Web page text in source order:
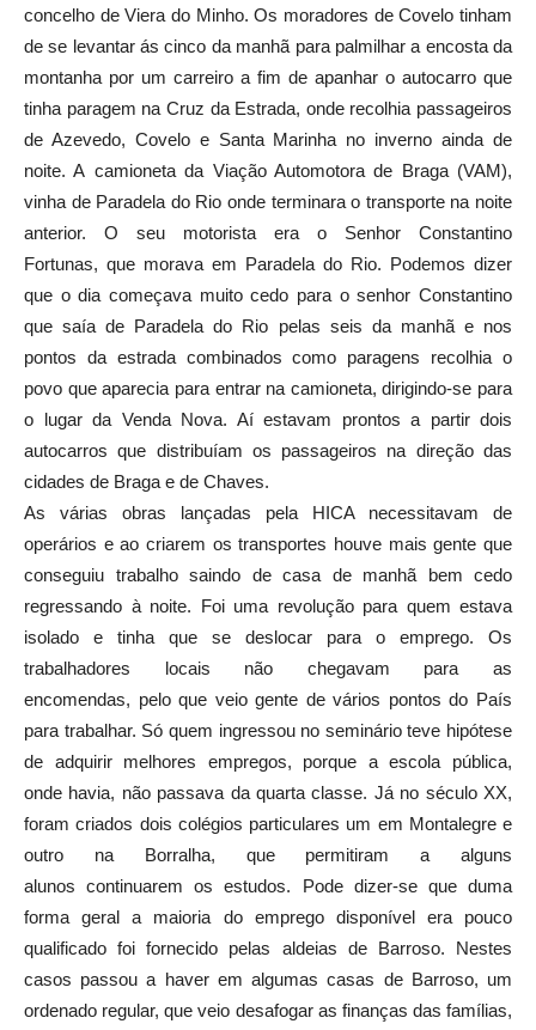
concelho de Viera do Minho. Os moradores de Covelo tinham
de se levantar ás cinco da manhã para palmilhar a encosta da
montanha por um carreiro a fim de apanhar o autocarro que
tinha paragem na Cruz da Estrada, onde recolhia passageiros
de Azevedo, Covelo e Santa Marinha no inverno ainda de
noite. A camioneta da Viação Automotora de Braga (VAM),
vinha de Paradela do Rio onde terminara o transporte na noite
anterior. O seu motorista era o Senhor Constantino
Fortunas, que morava em Paradela do Rio. Podemos dizer
que o dia começava muito cedo para o senhor Constantino
que saía de Paradela do Rio pelas seis da manhã e nos
pontos da estrada combinados como paragens recolhia o
povo que aparecia para entrar na camioneta, dirigindo-se para
o lugar da Venda Nova. Aí estavam prontos a partir dois
autocarros que distribuíam os passageiros na direção das
cidades de Braga e de Chaves.
As várias obras lançadas pela HICA necessitavam de
operários e ao criarem os transportes houve mais gente que
conseguiu trabalho saindo de casa de manhã bem cedo
regressando à noite. Foi uma revolução para quem estava
isolado e tinha que se deslocar para o emprego. Os
trabalhadores locais não chegavam para as
encomendas, pelo que veio gente de vários pontos do País
para trabalhar. Só quem ingressou no seminário teve hipótese
de adquirir melhores empregos, porque a escola pública,
onde havia, não passava da quarta classe. Já no século XX,
foram criados dois colégios particulares um em Montalegre e
outro na Borralha, que permitiram a alguns
alunos continuarem os estudos. Pode dizer-se que duma
forma geral a maioria do emprego disponível era pouco
qualificado foi fornecido pelas aldeias de Barroso. Nestes
casos passou a haver em algumas casas de Barroso, um
ordenado regular, que veio desafogar as finanças das famílias,